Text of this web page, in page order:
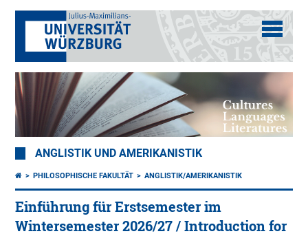
ANGLISTIK UND AMERIKANISTIK
PHILOSOPHISCHE FAKULTÄT ANGLISTIK/AMERIKANISTIK
Einführung für Erstsemester im
Wintersemester 2026/27 / Introduction for